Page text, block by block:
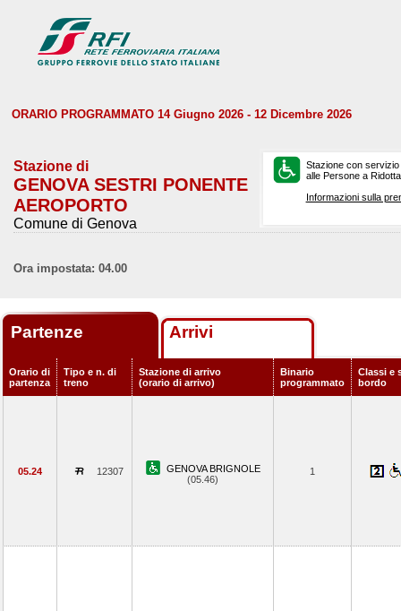
ORARIO PROGRAMMATO 14 Giugno 2026 - 12 Dicembre 2026
Stazione di
GENOVA SESTRI PONENTE
AEROPORTO
Comune di Genova
Stazione con
alle Persone a
Informazioni sulla
Ora impostata: 04.00
Partenze Arrivi
Orario di
partenza
Tipo e n. di
treno
Stazione di arrivo
(orario di arrivo)
Binario
programmato
Classi e
bordo
05.24 12307
GENOVA BRIGNOLE
(05.46)
1